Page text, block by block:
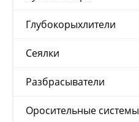
Глубокорыхлители
Сеялки
Разбрасыватели
Оросительные системы